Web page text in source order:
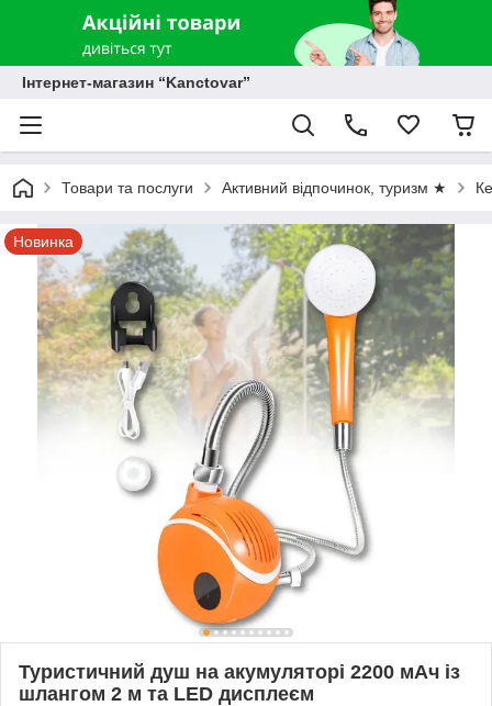
Інтернет-магазин “Kanctovar”
Товари та послуги Активний відпочинок, туризм ★
Новинка
Туристичний душ на акумуляторі 2200 мАч із
шлангом 2 м та LED дисплеєм